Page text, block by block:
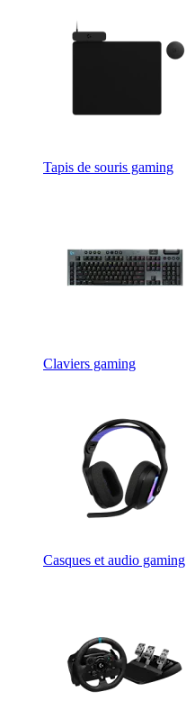
Tapis de souris gaming
Claviers gaming
Casques et audio gaming